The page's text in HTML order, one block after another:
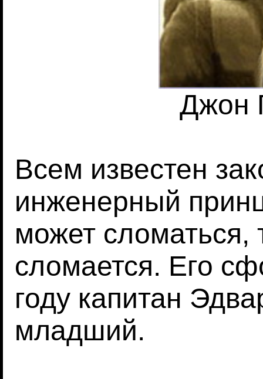
Джон
Всем известен
инженерный
может сломаться,
сломается. Его
году капитан
младший.